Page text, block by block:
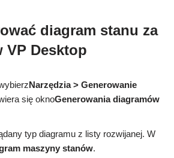
diagram stanu za
VP Desktop
Narzędzia > Generowanie
się oknoGenerowania diagramów
typ diagramu z listy rozwijanej. W
maszyny stanów.